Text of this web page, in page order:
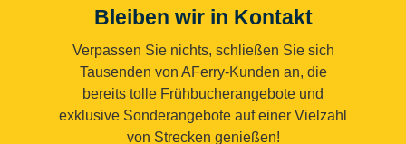
Bleiben wir in Kontakt
Verpassen Sie nichts, schließen Sie sich
Tausenden von AFerry-Kunden an, die
bereits tolle Frühbucherangebote und
exklusive Sonderangebote auf einer Vielzahl
von Strecken genießen!